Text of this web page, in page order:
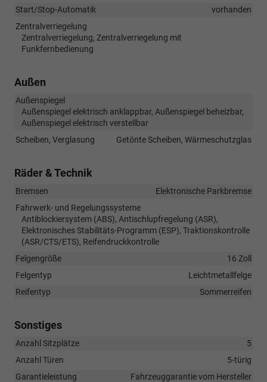
Start/Stop-Automatik
vorhanden
Zentralverriegelung
Zentralverriegelung, Zentralverriegelung mit
Funkfernbedienung
Außen
Außenspiegel
Außenspiegel elektrisch anklappbar, Außenspiegel beheizbar,
Außenspiegel elektrisch verstellbar
Scheiben, Verglasung
Getönte Scheiben, Wärmeschutzglas
Räder & Technik
Bremsen
Elektronische Parkbremse
Fahrwerk- und Regelungssysteme
Antiblockiersystem (ABS), Antischlupfregelung (ASR),
Elektronisches Stabilitäts-Programm (ESP), Traktionskontrolle
(ASR/CTS/ETS), Reifendruckkontrolle
Felgengröße
16 Zoll
Felgentyp
Leichtmetallfelge
Reifentyp
Sommerreifen
Sonstiges
Anzahl Sitzplätze
5
Anzahl Türen
5-türig
Garantieleistung
Fahrzeuggarantie vom Hersteller